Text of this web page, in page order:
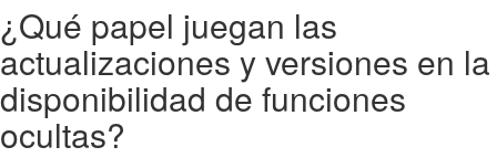
¿Qué papel juegan las
actualizaciones y versiones en la
disponibilidad de funciones
ocultas?